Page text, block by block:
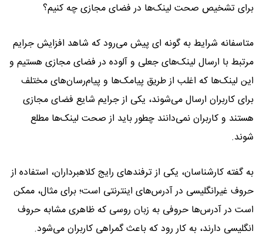
برای تشخیص صحت لینک‌ها در فضای مجازی چه کنیم؟
متاسفانه شرایط به گونه ای پیش می‌رود که شاهد افزایش جرایم
مرتبط با ارسال لینک‌های جعلی و آلوده در فضای مجازی هستیم و
این لینک‌ها که اغلب از طریق پیامک‌ها و پیام‌رسان‌های مختلف
برای کاربران ارسال می‌شوند، یکی از جرایم شایع فضای مجازی
هستند و کاربران نمی‌دانند چطور باید از صحت لینک‌ها مطلع
شوند.
به گفته کارشناسان، یکی از ترفندهای رایج کلاهبرداران، استفاده از
حروف غیرانگلیسی در آدرس‌های اینترنتی است؛ برای مثال، ممکن
است در آدرس‌ها حروفی به زبان روسی که ظاهری مشابه حروف
انگلیسی دارند، به کار رود که باعث گمراهی کاربران می‌شود.